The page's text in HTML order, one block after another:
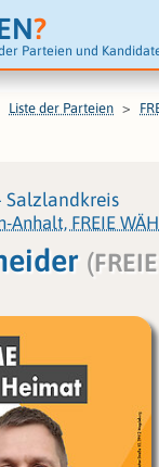
?
Parteien und
Liste der Parteien
Salzlandkreis
Anhalt, FREIE